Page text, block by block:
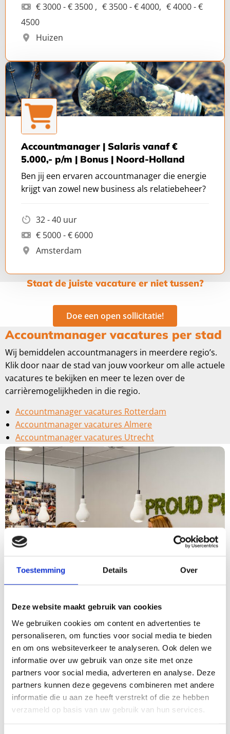
Toestemming Details Over
Deze website maakt gebruik van cookies
We gebruiken cookies om content en advertenties te
personaliseren, om functies voor social media te bieden
en om ons websiteverkeer te analyseren. Ook delen we
informatie over uw gebruik van onze site met onze
partners voor social media, adverteren en analyse. Deze
partners kunnen deze gegevens combineren met andere
informatie die u aan ze heeft verstrekt of die ze hebben
verzameld op basis van uw gebruik van hun services.
€ 3000 - € 3500
€ 3500 - € 4000
€ 4000 - €
4500
Huizen
Accountmanager | Salaris vanaf €
5.000,- p/m | Bonus | Noord-Holland
Ben jij een ervaren accountmanager die energie
krijgt van zowel new business als relatiebeheer?
32 - 40 uur
€ 5000 - € 6000
Amsterdam
Staat de juiste vacature er niet tussen?
Doe een open sollicitatie!
Accountmanager vacatures per stad
Wij bemiddelen accountmanagers in meerdere regio’s.
Klik door naar de stad van jouw voorkeur om alle actuele
vacatures te bekijken en meer te lezen over de
carrièremogelijkheden in die regio.
Accountmanager vacatures Rotterdam
Accountmanager vacatures Almere
Accountmanager vacatures Utrecht
Werken als accountmanager in
Amsterdam
Als accountmanager in Amsterdam bouw je dagelijks